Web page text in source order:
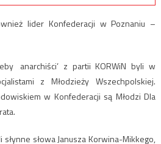
lider Konfederacji w Poznaniu –
‚anarchiści’ z partii KORWiN byli w
z Młodzieży Wszechpolskiej.
w Konfederacji są Młodzi Dla
słowa Janusza Korwina-Mikkego,